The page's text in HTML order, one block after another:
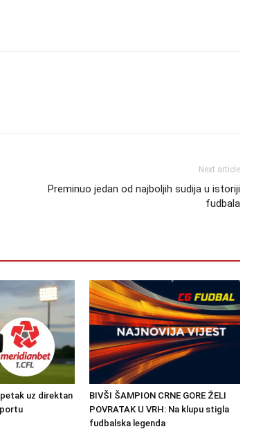
Next article
Preminuo jedan od najboljih sudija u istoriji
fudbala
uz direktan
BIVŠI ŠAMPION CRNE GORE ŽELI
POVRATAK U VRH: Na klupu stigla
fudbalska legenda